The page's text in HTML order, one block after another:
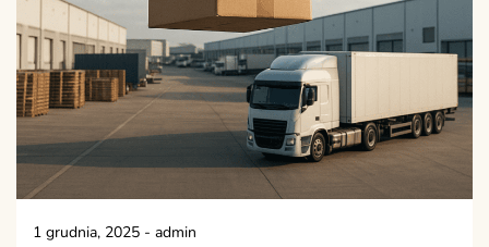
1 grudnia, 2025 - admin